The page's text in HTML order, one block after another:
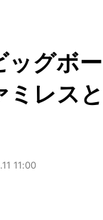
ッグボ
ミレス
11:00